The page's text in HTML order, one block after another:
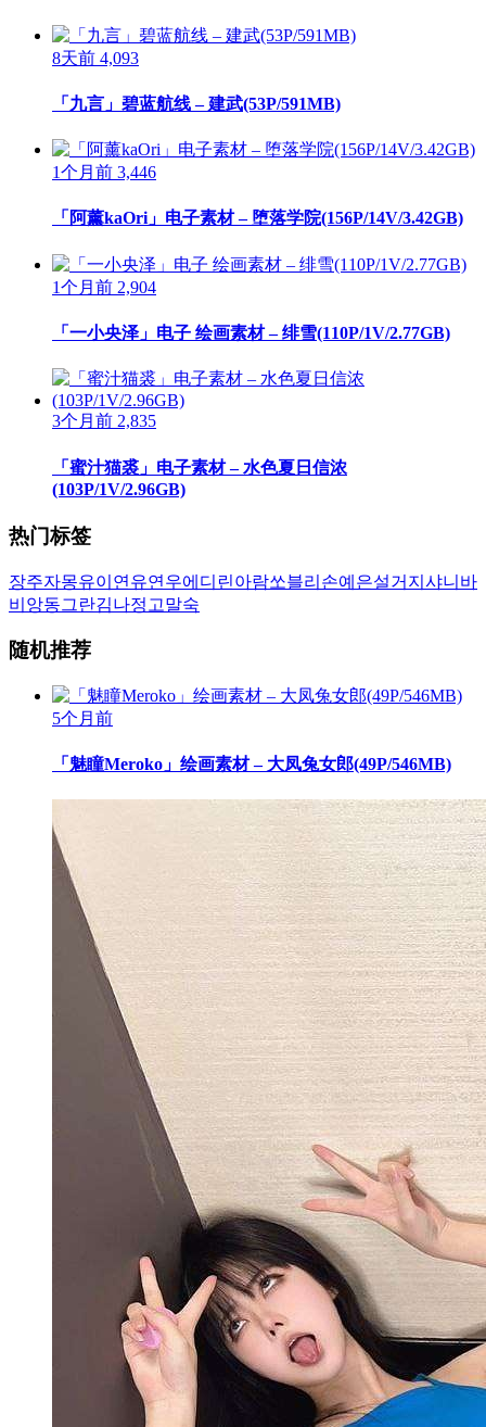
8天前 4,093
「九言」碧蓝航线 – 建武(53P/591MB)
1个月前 3,446
「阿薰kaOri」电子素材 – 堕落学院(156P/14V/3.42GB)
1个月前 2,904
「一小央泽」电子 绘画素材 – 绯雪(110P/1V/2.77GB)
3个月前 2,835
「蜜汁猫裘」电子素材 – 水色夏日信浓
(103P/1V/2.96GB)
热门标签
장주자몽유이 연유연우에디린아람쏘블리 손예은설거지 샤니 바
비앙동그란김나정 고말숙
随机推荐
5个月前
「魅瞳Meroko」绘画素材 – 大凤兔女郎(49P/546MB)